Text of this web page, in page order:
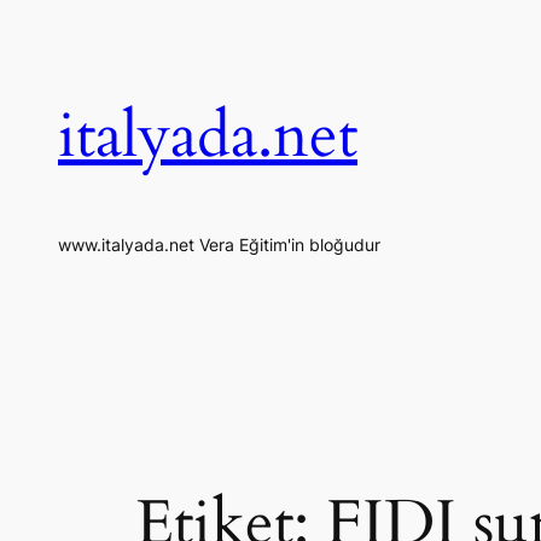
italyada.net
www.italyada.net Vera Eğitim'in bloğudur
Etiket: FIDI